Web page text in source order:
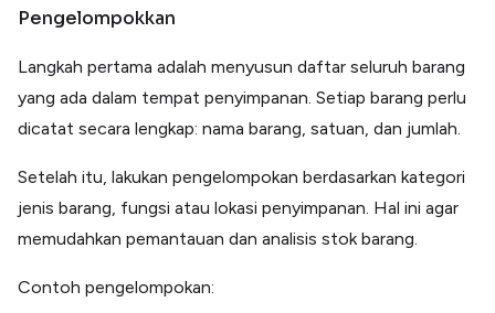
Pengelompokkan
Langkah pertama adalah menyusun daftar seluruh barang
yang ada dalam tempat penyimpanan. Setiap barang perlu
dicatat secara lengkap: nama barang, satuan, dan jumlah.
Setelah itu, lakukan pengelompokan berdasarkan kategori
jenis barang, fungsi atau lokasi penyimpanan. Hal ini agar
memudahkan pemantauan dan analisis stok barang.
Contoh pengelompokan: